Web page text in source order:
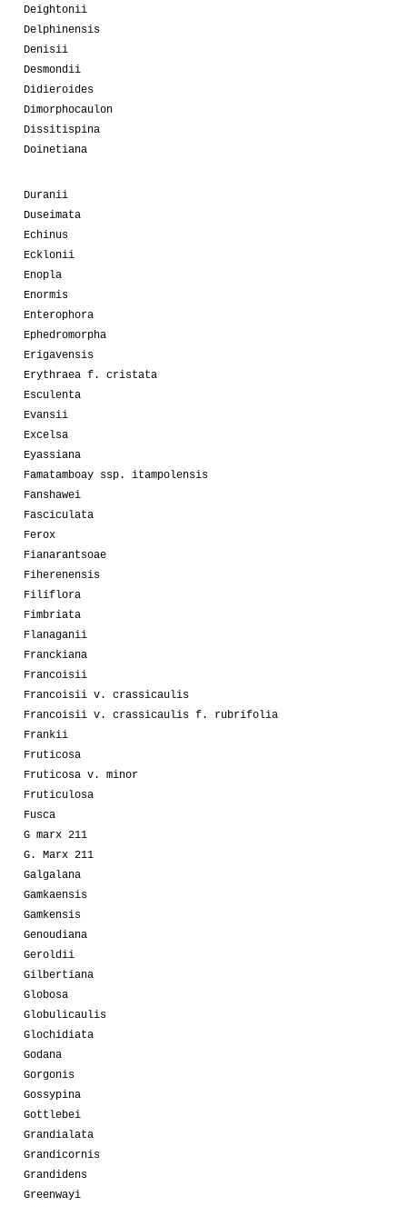
Deightonii
Delphinensis
Denisii
Desmondii
Didieroides
Dimorphocaulon
Dissitispina
Doinetiana
Duranii
Duseimata
Echinus
Ecklonii
Enopla
Enormis
Enterophora
Ephedromorpha
Erigavensis
Erythraea f. cristata
Esculenta
Evansii
Excelsa
Eyassiana
Famatamboay ssp. itampolensis
Fanshawei
Fasciculata
Ferox
Fianarantsoae
Fiherenensis
Filiflora
Fimbriata
Flanaganii
Franckiana
Francoisii
Francoisii v. crassicaulis
Francoisii v. crassicaulis f. rubrifolia
Frankii
Fruticosa
Fruticosa v. minor
Fruticulosa
Fusca
G marx 211
G. Marx 211
Galgalana
Gamkaensis
Gamkensis
Genoudiana
Geroldii
Gilbertiana
Globosa
Globulicaulis
Glochidiata
Godana
Gorgonis
Gossypina
Gottlebei
Grandialata
Grandicornis
Grandidens
Greenwayi